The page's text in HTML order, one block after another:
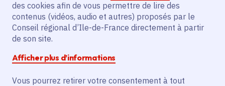
des cookies afin de vous permettre de lire des
contenus (vidéos, audio et autres) proposés par le
Conseil régional d’Ile-de-France directement à partir
de son site.
Afficher plus d’informations
Vous pourrez retirer votre consentement à tout
Description
Le projet vise à rénover le restaurant du
Grand Lac en isolant le bâtiment (toiture,
véranda, pergola), en ravaillant et en
changeant les boiseries. Il concerne
principalement le restaurant du Grand